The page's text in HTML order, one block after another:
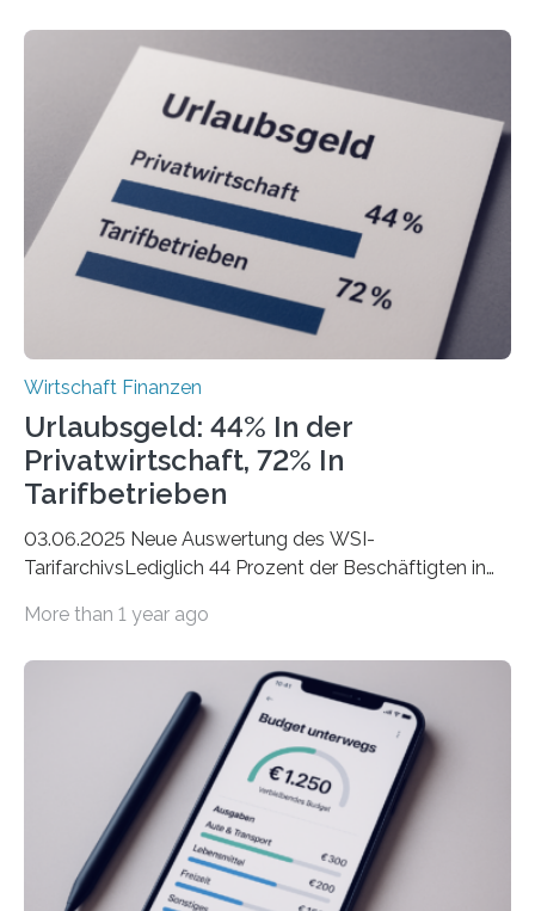
ist demnach Berlin. Betrachtet man nur die Gründungen
der Freiberuflerinnen, so liegt Leipzig an der Spitze. In
Berlin starteten in 2024 die meisten Personen in eine
eigene freiberufliche Existenz, dahinter folgten die
Städte Hamburg, München und Köln. Betrachtet man
hingegen die Existenzgründungsintensität – die Anzahl
der freiberuflichen Gründungen je…
Wirtschaft Finanzen
Urlaubsgeld: 44% In der
Privatwirtschaft, 72% In
Tarifbetrieben
03.06.2025 Neue Auswertung des WSI-
TarifarchivsLediglich 44 Prozent der Beschäftigten in
tarifgebundenen Betrieben ist der Anteil mit 72 Prozent
Unterkünfte fast überall deutlich teurer geworden. Für
viele Beschäftigte ist deshalb das zumeist im Juni oder
Juli ausgezahlte Urlaubsgeld ein wichtiger Faktor, um
sich den wohlverdienten Jahresurlaub leisten zu
können. Allerdings erhält mit 44 Prozent noch nicht
einmal die Hälfte aller Beschäftigten in der
Privatwirtschaft Urlaubsgeld. Zu diesem…
More than 1 year ago